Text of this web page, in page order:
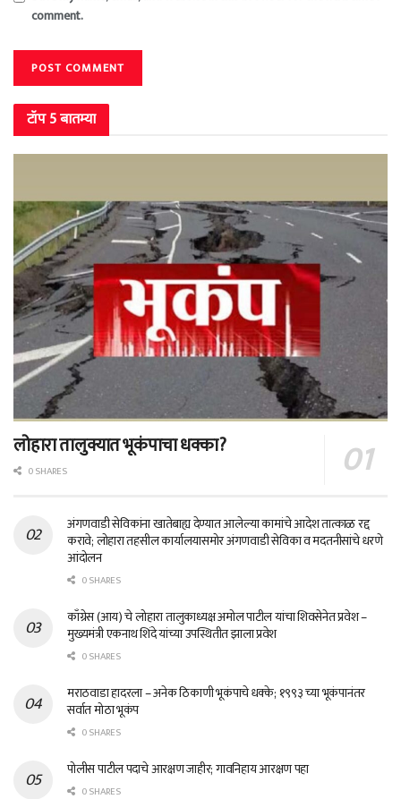
comment.
टॉप 5 बातम्या
लोहारा तालुक्यात भूकंपाचा धक्का?
0 SHARES
अंगणवाडी सेविकांना खातेबाह्य देण्यात आलेल्या कामांचे आदेश तात्काळ रद्द
करावे; लोहारा तहसील कार्यालयासमोर अंगणवाडी सेविका व मदतनीसांचे धरणे
आंदोलन
0 SHARES
काँग्रेस (आय) चे लोहारा तालुकाध्यक्ष अमोल पाटील यांचा शिवसेनेत प्रवेश –
मुख्यमंत्री एकनाथ शिंदे यांच्या उपस्थितीत झाला प्रवेश
0 SHARES
मराठवाडा हादरला – अनेक ठिकाणी भूकंपाचे धक्के; १९९३ च्या भूकंपानंतर
सर्वात मोठा भूकंप
0 SHARES
पोलीस पाटील पदाचे आरक्षण जाहीर; गावनिहाय आरक्षण पहा
0 SHARES